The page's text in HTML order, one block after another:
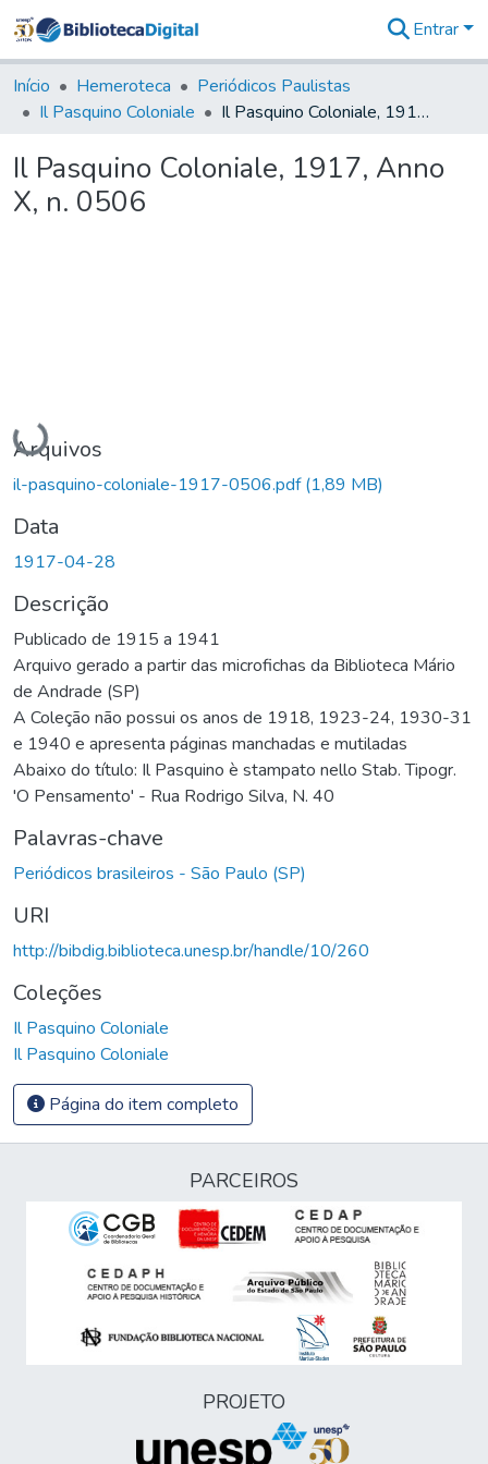
&
Coleções
Tudo na
Digital
Entrar
Início Hemeroteca
Periódicos Paulistas
Il Pasquino Coloniale
Il Pasquino Coloniale, 1917, Anno X, n. 0506
Il Pasquino Coloniale, 1917, Anno
X, n. 0506
Carregando...
Arquivos
il-pasquino-coloniale-1917-0506.pdf(1,89 MB)
Data
1917-04-28
Descrição
Publicado de 1915 a 1941
Arquivo gerado a partir das microfichas da Biblioteca Mário
de Andrade (SP)
A Coleção não possui os anos de 1918, 1923-24, 1930-31
e 1940 e apresenta páginas manchadas e mutiladas
Abaixo do título: Il Pasquino è stampato nello Stab. Tipogr.
'O Pensamento' - Rua Rodrigo Silva, N. 40
Palavras-chave
Periódicos brasileiros - São Paulo (SP)
URI
http://bibdig.biblioteca.unesp.br/handle/10/260
Coleções
Il Pasquino Coloniale
Il Pasquino Coloniale
Página do item completo
PARCEIROS
PROJETO